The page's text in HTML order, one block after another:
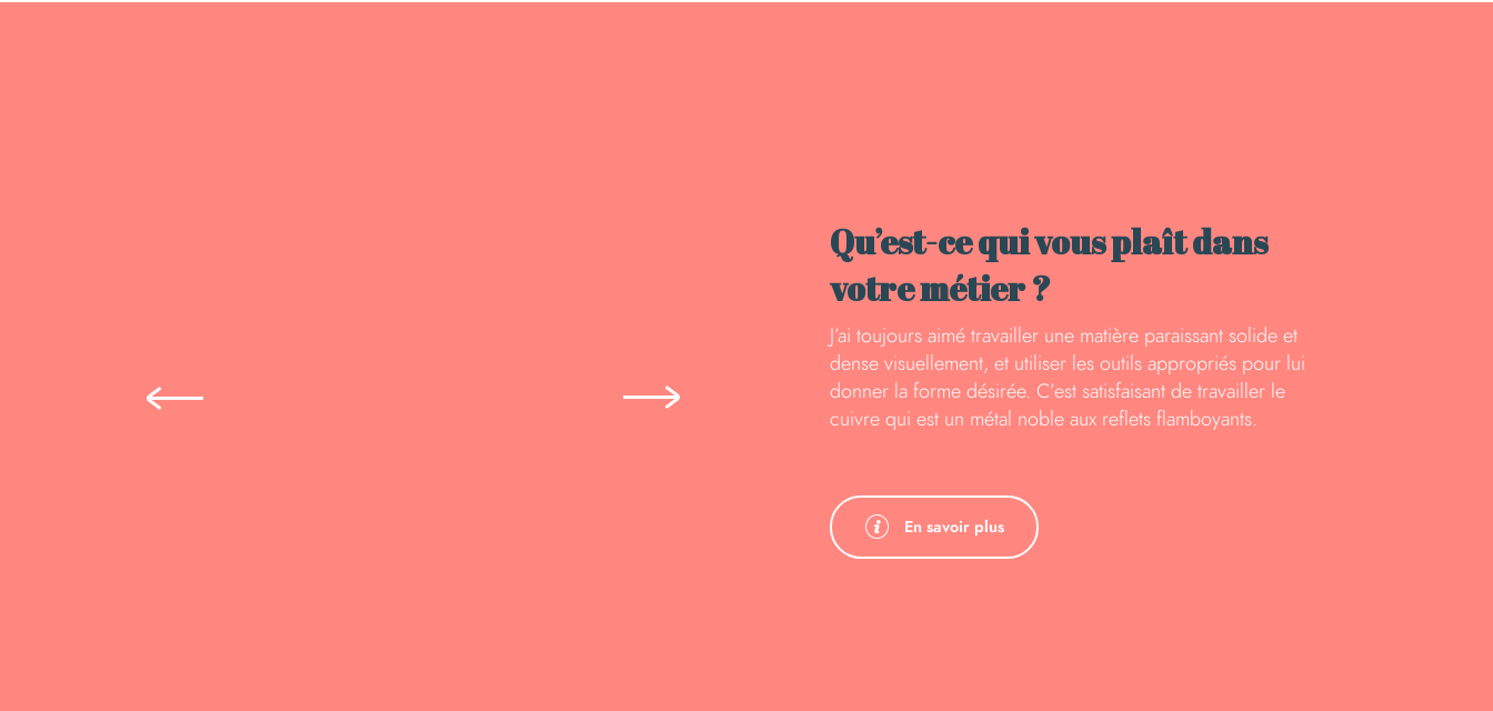
Qu’est-ce qui vous plaît dans
votre métier ?
J’ai toujours aimé travailler une matière paraissant solide et
dense visuellement, et utiliser les outils appropriés pour lui
donner la forme désirée. C’est satisfaisant de travailler le
cuivre qui est un métal noble aux reflets flamboyants.
En savoir plus